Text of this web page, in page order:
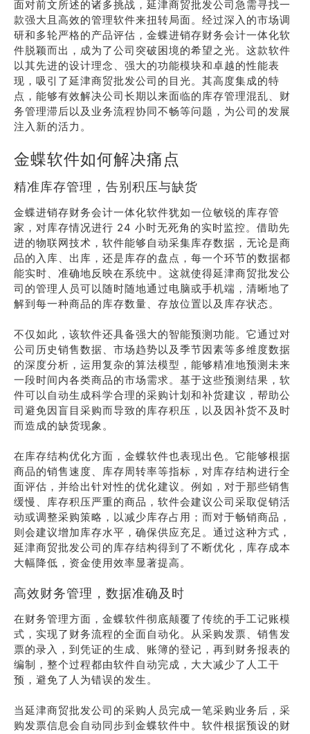
面对前文所述的诸多挑战，延津商贸批发公司急需寻找一
款强大且高效的管理软件来扭转局面。经过深入的市场调
研和多轮严格的产品评估，金蝶进销存财务会计一体化软
件脱颖而出，成为了公司突破困境的希望之光。这款软件
以其先进的设计理念、强大的功能模块和卓越的性能表
现，吸引了延津商贸批发公司的目光。其高度集成的特
点，能够有效解决公司长期以来面临的库存管理混乱、财
务管理滞后以及业务流程协同不畅等问题，为公司的发展
注入新的活力。
金蝶软件如何解决痛点
精准库存管理，告别积压与缺货
金蝶进销存财务会计一体化软件犹如一位敏锐的库存管
家，对库存情况进行 24 小时无死角的实时监控。借助先
进的物联网技术，软件能够自动采集库存数据，无论是商
品的入库、出库，还是库存的盘点，每一个环节的数据都
能实时、准确地反映在系统中。这就使得延津商贸批发公
司的管理人员可以随时随地通过电脑或手机端，清晰地了
解到每一种商品的库存数量、存放位置以及库存状态。
不仅如此，该软件还具备强大的智能预测功能。它通过对
公司历史销售数据、市场趋势以及季节因素等多维度数据
的深度分析，运用复杂的算法模型，能够精准地预测未来
一段时间内各类商品的市场需求。基于这些预测结果，软
件可以自动生成科学合理的采购计划和补货建议，帮助公
司避免因盲目采购而导致的库存积压，以及因补货不及时
而造成的缺货现象。
在库存结构优化方面，金蝶软件也表现出色。它能够根据
商品的销售速度、库存周转率等指标，对库存结构进行全
面评估，并给出针对性的优化建议。例如，对于那些销售
缓慢、库存积压严重的商品，软件会建议公司采取促销活
动或调整采购策略，以减少库存占用；而对于畅销商品，
则会建议增加库存水平，确保供应充足。通过这种方式，
延津商贸批发公司的库存结构得到了不断优化，库存成本
大幅降低，资金使用效率显著提高。
高效财务管理，数据准确及时
在财务管理方面，金蝶软件彻底颠覆了传统的手工记账模
式，实现了财务流程的全面自动化。从采购发票、销售发
票的录入，到凭证的生成、账簿的登记，再到财务报表的
编制，整个过程都由软件自动完成，大大减少了人工干
预，避免了人为错误的发生。
当延津商贸批发公司的采购人员完成一笔采购业务后，采
购发票信息会自动同步到金蝶软件中。软件根据预设的财